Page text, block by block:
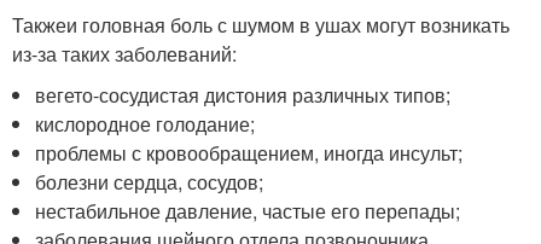
Такжеи головная боль с шумом в ушах могут возникать
из-за таких заболеваний:
вегето-сосудистая дистония различных типов;
кислородное голодание;
проблемы с кровообращением, иногда инсульт;
болезни сердца, сосудов;
нестабильное давление, частые его перепады;